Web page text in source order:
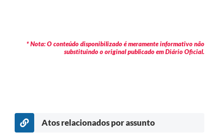
Contato* Nota: O conteúdo disponibilizado é meramente informativo não
substituindo o original publicado em Diário Oficial.
Atos relacionados por assunto